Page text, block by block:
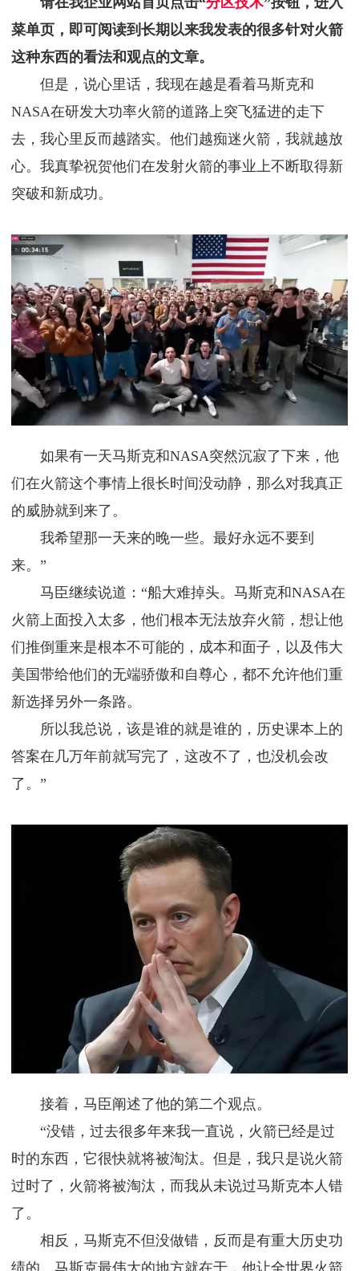
菜单页，即可阅读到长期以来我发表的很多针对火箭
这种东西的看法和观点的文章。
但是，说心里话，我现在越是看着马斯克和
NASA在研发大功率火箭的道路上突飞猛进的走下
去，我心里反而越踏实。他们越痴迷火箭，我就越放
心。我真挚祝贺他们在发射火箭的事业上不断取得新
突破和新成功。
如果有一天马斯克和NASA突然沉寂了下来，他
们在火箭这个事情上很长时间没动静，那么对我真正
的威胁就到来了。
我希望那一天来的晚一些。最好永远不要到
来。”
马臣继续说道：“船大难掉头。马斯克和NASA在
火箭上面投入太多，他们根本无法放弃火箭，想让他
们推倒重来是根本不可能的，成本和面子，以及伟大
美国带给他们的无端骄傲和自尊心，都不允许他们重
新选择另外一条路。
所以我总说，该是谁的就是谁的，历史课本上的
答案在几万年前就写完了，这改不了，也没机会改
了。”
接着，马臣阐述了他的第二个观点。
“没错，过去很多年来我一直说，火箭已经是过
时的东西，它很快就将被淘汰。但是，我只是说火箭
过时了，火箭将被淘汰，而我从未说过马斯克本人错
了。
相反，马斯克不但没做错，反而是有重大历史功
绩的。马斯克最伟大的地方就在于，他让全世界火箭